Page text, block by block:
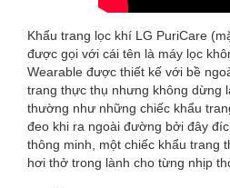
Khẩu trang lọc khí LG PuriCare
được gọi với cái tên là máy lọc
Wearable được thiết kế với bề
trang thực thụ nhưng không dừng
thường như những chiếc khẩu
đeo khi ra ngoài đường bởi đây
thông minh, một chiếc khẩu trang
hơi thở trong lành cho từng nhịp